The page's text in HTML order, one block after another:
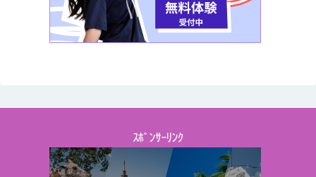
ｽﾎﾟﾝｻｰﾘﾝｸ